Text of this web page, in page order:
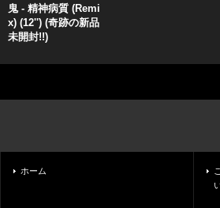
鬼 - 精神病質 (Remi
x) (12'') (奇跡の新品
未開封!!)
ホーム